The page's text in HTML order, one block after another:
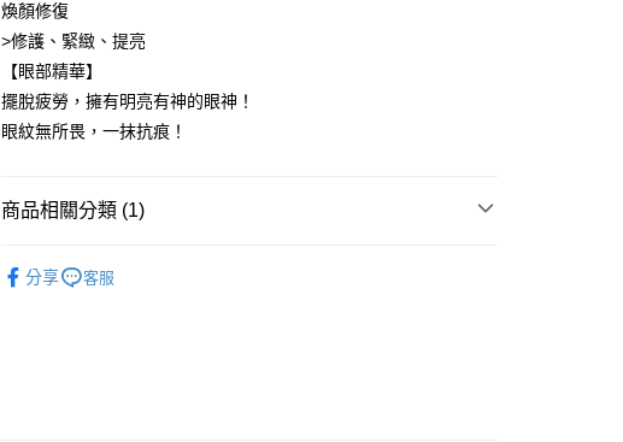
付款後全家取貨
每筆NT$85，滿NT$499(含以上)免運費
7-11取貨付款
每筆NT$85，滿NT$499(含以上)免運費
每筆NT$85，滿NT$499(含以上)免運費
每筆NT$85，滿NT$499(含以上)免運費
煥顏修復
>修護、緊緻、提亮
【眼部精華】
擺脫疲勞，擁有明亮有神的眼神！
眼紋無所畏，一抹抗痕！
商品相關分類 (1)
分享
客服